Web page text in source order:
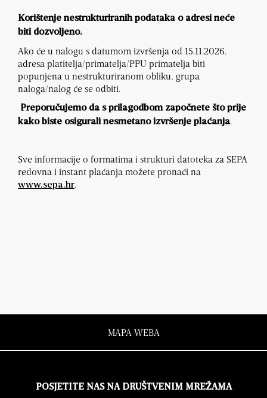
Korištenje nestrukturiranih podataka o adresi neće
biti dozvoljeno.
Ako će u nalogu s datumom izvršenja od 15.11.2026.
adresa platitelja/primatelja/PPU primatelja biti
popunjena u nestrukturiranom obliku, grupa
naloga/nalog će se odbiti.
Preporučujemo da s prilagodbom započnete što prije
kako biste osigurali nesmetano izvršenje plaćanja.
Sve informacije o formatima i strukturi datoteka za SEPA
redovna i instant plaćanja možete pronaći na
www.sepa.hr.
MAPA WEBA
POSJETITE NAS NA DRUŠTVENIM MREŽAMA